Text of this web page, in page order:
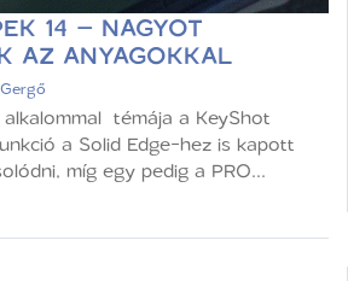
14 – NAGYOT
AZ ANYAGOKKAL
témája a KeyShot
a Solid Edge-hez is kapott
míg egy pedig a PRO...